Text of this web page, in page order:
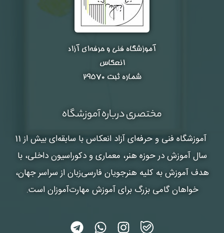
آموزشگاه فنی و حرفه‌ای آزاد
انعکاس
شماره ثبت ۲۹۵۷۰
مختصری درباره آموزشگاه
آموزشگاه فنی و حرفه‌ای آزاد انعکاس
با سابقه‌ای بیش از 11
سال آموزش در حوزه هنر، معماری و دکوراسیون داخلی، با
هدف آموزش به کلیه هنرجویان فارسی‌زبان از سراسر جهان،
خواهان گامی بزرگ برای آموزش مهارت‌آموزان است.